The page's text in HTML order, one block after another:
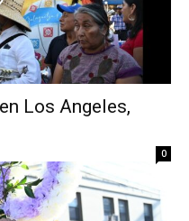
Los Angeles,
0